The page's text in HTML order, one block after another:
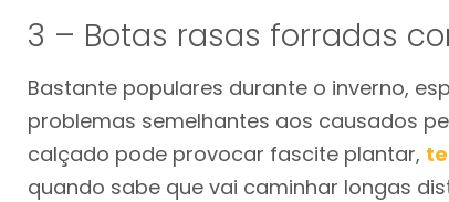
3 – Botas rasas forradas
Bastante populares durante o inverno,
problemas semelhantes aos causados
calçado pode provocar fascite plantar,
quando sabe que vai caminhar longas